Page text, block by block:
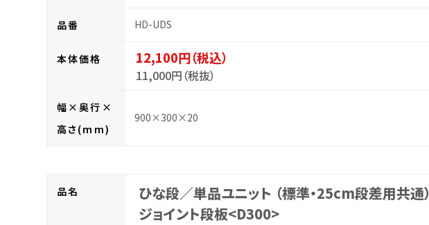
品番 HD-UDS
本体価格 12,100円（税込）
11,000円（税抜）
幅×奥行×
高さ(mm)
900×300×20
品名
ひな段／単品ユニット （標準・25cm段差用共通）
ジョイント段板<D300>